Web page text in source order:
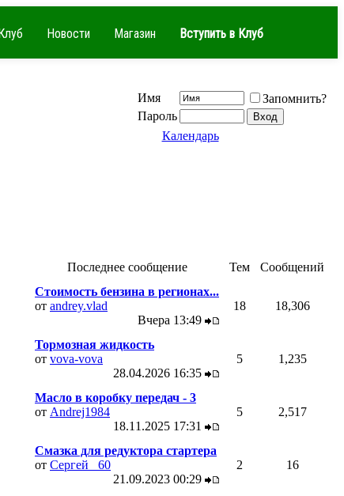
Новости Магазин Вступить в Клуб
Имя
Запомнить?
Пароль
Календарь
Последнее сообщение Тем Сообщений
Стоимость бензина в регионах...
от andrey.vlad
Вчера 13:49
18 18,306
Тормозная жидкость
от vova-vova
28.04.2026 16:35
5 1,235
Масло в коробку передач - 3
от Andrej1984
18.11.2025 17:31
5 2,517
Смазка для редуктора стартера
от Сергей _60
21.09.2023 00:29
2 16